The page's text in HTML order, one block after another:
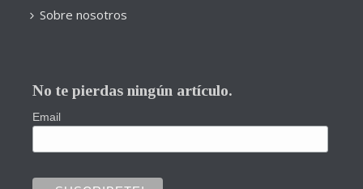
Sobre nosotros
No te pierdas ningún artículo.
Email